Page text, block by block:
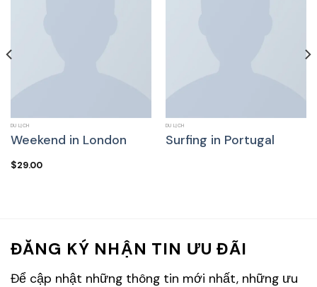
DU LỊCH
Weekend in London
$29.00
DU LỊCH
Surfing in Portugal
ĐĂNG KÝ NHẬN TIN ƯU ĐÃI
Để cập nhật những thông tin mới nhất, những ưu